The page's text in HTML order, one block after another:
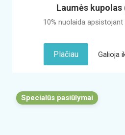
Laumės
10% nuolaida
Plačiau Galioja
Specialūs pasiūlymai